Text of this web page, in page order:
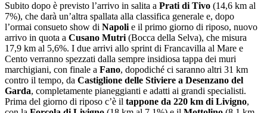
Subito dopo è previsto l’arrivo in salita a Prati di Tivo (14,6 km al
7%), che darà un’altra spallata alla classifica generale e, dopo
l’ormai consueto show di Napolie il primo giorno di riposo, nuovo
arrivo in quota a Cusano Mutri(Bocca della Selva), che misura
17,9 km al 5,6%. I due arrivi allo sprint di Francavilla al Mare e
Cento verranno spezzati dalla sempre insidiosa tappa dei muri
marchigiani, con finale a Fano, dopodiché ci saranno altri 31 km
contro il tempo, da Castiglione delle Stiviere a Desenzano del
Garda, completamente pianeggianti e adatti ai grandi specialisti.
Prima del giorno di riposo c’è il tappone da 220 km di Livigno,